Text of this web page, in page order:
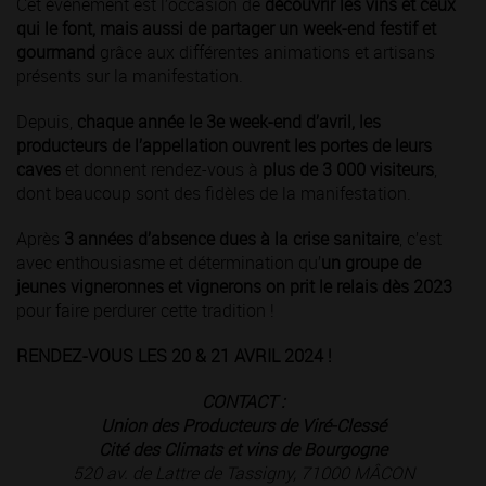
qui le font, mais aussi de partager un week-end festif et
gourmand grâce aux différentes animations et artisans
présents sur la manifestation.
Depuis, chaque année le 3e week-end d’avril, les
producteurs de l’appellation ouvrent les portes de leurs
caves et donnent rendez-vous à plus de 3 000 visiteurs
dont beaucoup sont des fidèles de la manifestation.
Après 3 années d’absence dues à la crise sanitaire , c’est
avec enthousiasme et détermination qu’ un groupe de
jeunes vigneronnes et vignerons on prit le relais dès 2023
pour faire perdurer cette tradition !
RENDEZ-VOUS LES 20 & 21 AVRIL 2024 !
CONTACT :
Union des Producteurs de Viré-Clessé
Cité des Climats et vins de Bourgogne
520 av. de Lattre de Tassigny, 71000 MÂCON